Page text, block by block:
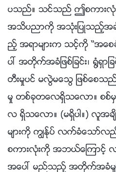
ပသည္။ သင္သည္ ဤစကားလုံ
အသိပညာကို အသုံးျပဳသည့္အခါ
ည့္ အရာမ်ားက သင့္ကို “အေ
ပၚ အတိုက္အခံျဖစ္ျခင္း၊ ႐ြံရွာျ
တီးမႈပင္ မလြဲမေသြ ျဖစ္ေစ
မႈ တစ္ခုတေလရွိသေလာ။ စ
လ ရွိသေလာ။ (မရွိပါ။) လူအ
မ်ားကို ကြၽန္ုပ္ လက္ခံေသာ္
စကားလုံးကို အဘယ္ေၾကာင့္
အေပၚ မည္သည့္ အတိုက္အခံမွ် ကြ